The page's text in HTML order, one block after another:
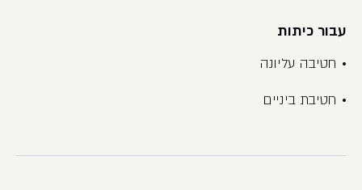
עבור כיתות
חטיבה עליונה
חטיבת ביניים